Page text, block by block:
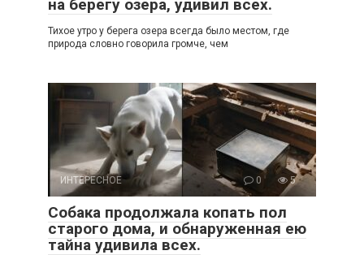
на берегу озера, удивил всех.
Тихое утро у берега озера всегда было местом, где
природа словно говорила громче, чем
ИНТЕРЕСНОЕ 0 5
Собака продолжала копать пол
старого дома, и обнаруженная ею
тайна удивила всех.